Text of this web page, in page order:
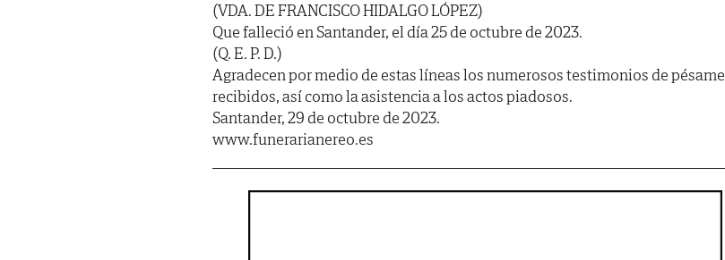
(VDA. DE FRANCISCO HIDALGO LÓPEZ)
Que falleció en Santander, el día 25 de octubre de 2023.
(Q. E. P. D.)
Agradecen por medio de estas líneas los numerosos testimonios de pésame
recibidos, así como la asistencia a los actos piadosos.
Santander, 29 de octubre de 2023.
www.funerarianereo.es